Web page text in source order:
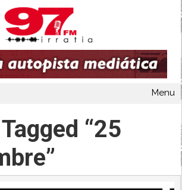
Menu
“25